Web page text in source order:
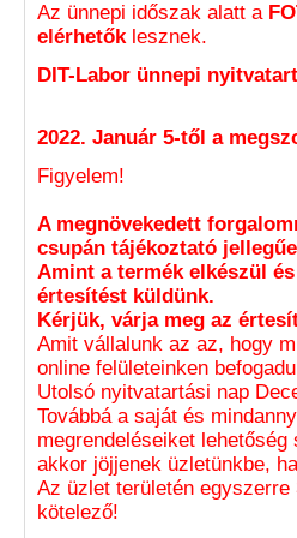
Az ünnepi időszak alatt a
elérhetők lesznek.
DIT-Labor ünnepi
2022. Január 5-től a
Figyelem!
A megnövekedett
csupán tájékoztató
Amint a termék elkészül
értesítést küldünk.
Kérjük, várja meg az
Amit vállalunk az az, hogy
online felületeinken
Utolsó nyitvatartási nap
Továbbá a saját és
megrendeléseiket
akkor jöjjenek üzletünkbe,
Az üzlet területén
kötelező!